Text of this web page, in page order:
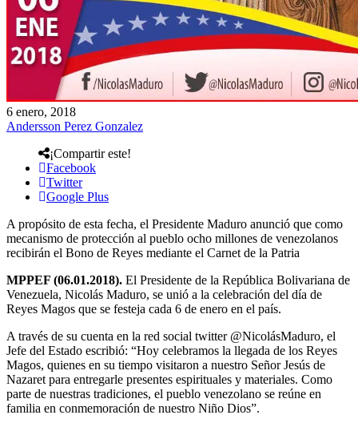
6 enero, 2018
Andersson Perez Gonzalez
¡Compartir este!
Facebook
Twitter
Google Plus
A propósito de esta fecha, el Presidente Maduro anunció que como
mecanismo de protección al pueblo ocho millones de venezolanos
recibirán el Bono de Reyes mediante el Carnet de la Patria
MPPEF (06.01.2018). El Presidente de la República Bolivariana de
Venezuela, Nicolás Maduro, se unió a la celebración del día de
Reyes Magos que se festeja cada 6 de enero en el país.
A través de su cuenta en la red social twitter @NicolásMaduro, el
Jefe del Estado escribió: “Hoy celebramos la llegada de los Reyes
Magos, quienes en su tiempo visitaron a nuestro Señor Jesús de
Nazaret para entregarle presentes espirituales y materiales. Como
parte de nuestras tradiciones, el pueblo venezolano se reúne en
familia en conmemoración de nuestro Niño Dios”.